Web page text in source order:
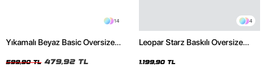
14
Yıkamalı Beyaz Basic Oversize
599,90 TL 479,92 TL
4
Leopar Starz Baskılı Oversize
1.199,90 TL